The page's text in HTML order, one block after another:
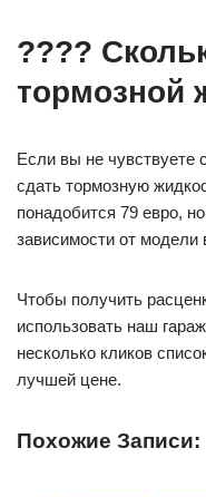
????
тормозной
Если вы не чувствуете
сдать тормозную
понадобится 79 евро,
зависимости от модели
Чтобы получить
использовать наш
несколько кликов
лучшей цене.
Похожие Записи: